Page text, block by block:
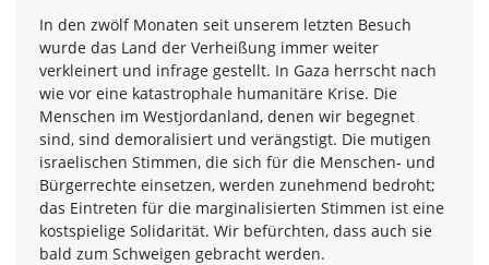
In den zwölf Monaten seit unserem letzten Besuch
wurde das Land der Verheißung immer weiter
verkleinert und infrage gestellt. In Gaza herrscht nach
wie vor eine katastrophale humanitäre Krise. Die
Menschen im Westjordanland, denen wir begegnet
sind, sind demoralisiert und verängstigt. Die mutigen
israelischen Stimmen, die sich für die Menschen- und
Bürgerrechte einsetzen, werden zunehmend bedroht;
das Eintreten für die marginalisierten Stimmen ist eine
kostspielige Solidarität. Wir befürchten, dass auch sie
bald zum Schweigen gebracht werden.